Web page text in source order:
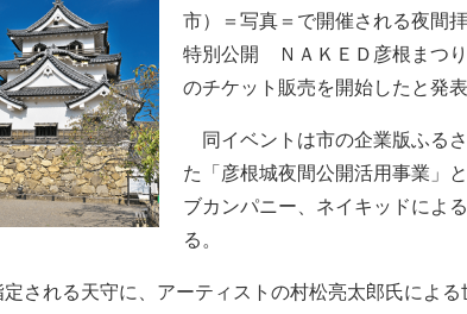
市）＝写真＝で開催される夜間
特別公開 ＮＡＫＥＤ彦根まつ
のチケット販売を開始したと発表
同イベントは市の企業版ふる
た「彦根城夜間公開活用事業」
ブカンパニー、ネイキッドによ
る。
される天守に、アーティストの村松亮太郎氏による